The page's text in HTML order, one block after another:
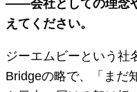
――会社としての理念
えてください。
ジーエムビーという社
Bridgeの略で、「まだ